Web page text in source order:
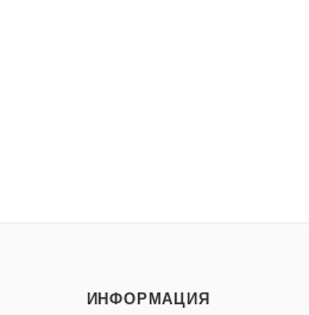
ИНФОРМАЦИЯ